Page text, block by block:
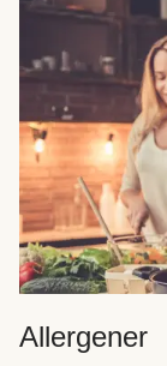
Allergener